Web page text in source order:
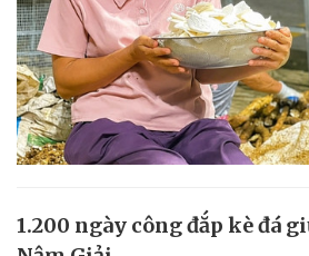
1.200 ngày công đắp kè đá